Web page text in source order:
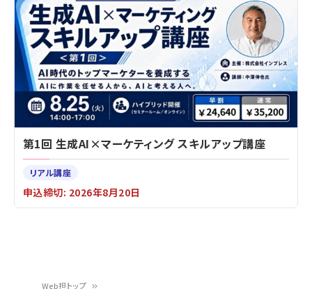
Web担トップ
第1回 生成AI×マーケティング スキルアップ講座
リアル講座
申込締切: 2026年8月20日